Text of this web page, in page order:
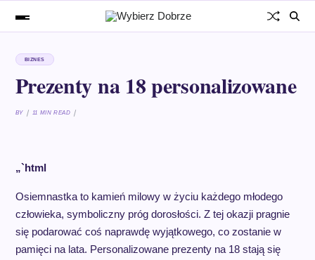
BIZNES
Prezenty na 18 personalizowane
BY 11 MIN READ
„`html
Osiemnastka to kamień milowy w życiu każdego młodego
człowieka, symboliczny próg dorosłości. Z tej okazji pragnie
się podarować coś naprawdę wyjątkowego, co zostanie w
pamięci na lata. Personalizowane prezenty na 18 stają się